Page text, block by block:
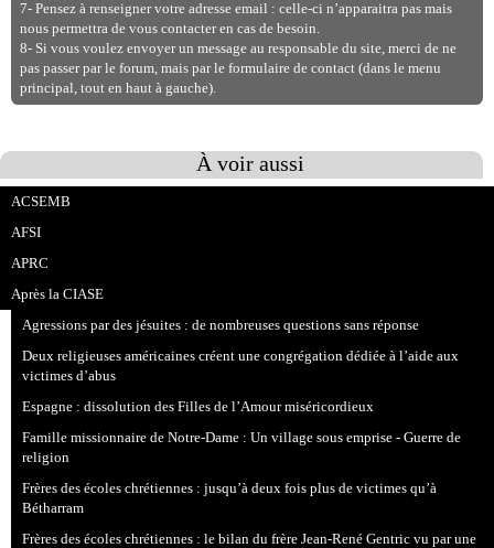
7- Pensez à renseigner votre adresse email : celle-ci n’apparaitra pas mais
nous permettra de vous contacter en cas de besoin.
8- Si vous voulez envoyer un message au responsable du site, merci de ne
pas passer par le forum, mais par le formulaire de contact (dans le menu
principal, tout en haut à gauche).
À voir aussi
ACSEMB
AFSI
APRC
Après la CIASE
Agressions par des jésuites : de nombreuses questions sans réponse
Deux religieuses américaines créent une congrégation dédiée à l’aide aux
victimes d’abus
Espagne : dissolution des Filles de l’Amour miséricordieux
Famille missionnaire de Notre-Dame : Un village sous emprise - Guerre de
religion
Frères des écoles chrétiennes : jusqu’à deux fois plus de victimes qu’à
Bétharram
Frères des écoles chrétiennes : le bilan du frère Jean-René Gentric vu par une